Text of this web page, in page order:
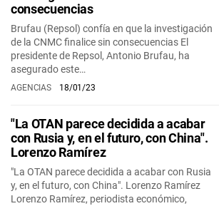
consecuencias
Brufau (Repsol) confía en que la investigación
de la CNMC finalice sin consecuencias El
presidente de Repsol, Antonio Brufau, ha
asegurado este…
AGENCIAS 18/01/23
"La OTAN parece decidida a acabar
con Rusia y, en el futuro, con China".
Lorenzo Ramírez
"La OTAN parece decidida a acabar con Rusia
y, en el futuro, con China". Lorenzo Ramírez
Lorenzo Ramírez, periodista económico,